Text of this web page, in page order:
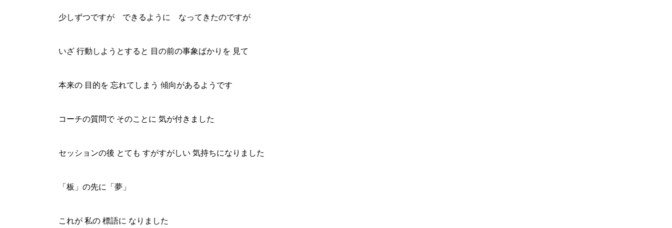
少しずつですが できるように なってきたのですが
いざ 行動しようとすると 目の前の事象ばかりを 見て
本来の 目的を 忘れてしまう 傾向があるようです
コーチの質問で そのことに 気が付きました
セッションの後 とても すがすがしい 気持ちになりました
「板」の先に「夢」
これが 私の 標語に なりました